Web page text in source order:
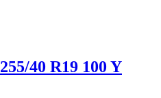
255/40 R19 100 Y